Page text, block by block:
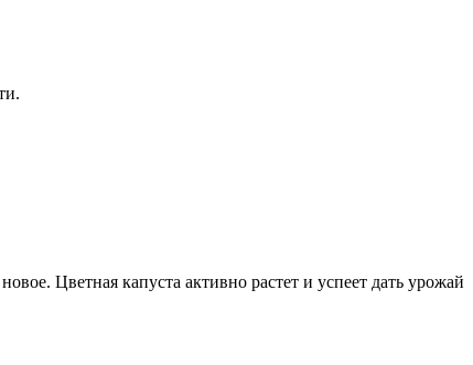
Цветная капуста активно растет и успеет дать урожай